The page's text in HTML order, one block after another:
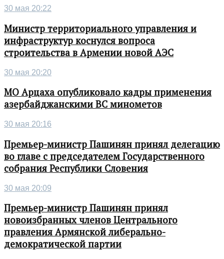
30 мая 20:22
Министр территориального управления и
инфраструктур коснулся вопроса
строительства в Армении новой АЭС
30 мая 20:20
МО Арцаха опубликовало кадры применения
азербайджанскими ВС минометов
30 мая 20:16
Премьер-министр Пашинян принял делегацию
во главе с председателем Государственного
собрания Республики Словения
30 мая 20:09
Премьер-министр Пашинян принял
новоизбранных членов Центрального
правления Армянской либерально-
демократической партии